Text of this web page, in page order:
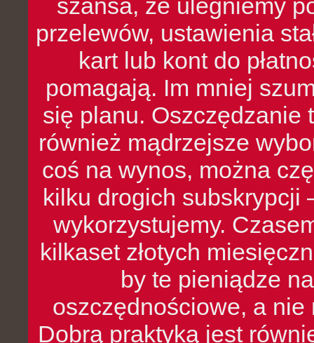
szansa, że ulegniemy
przelewów, ustawienia
kart lub kont do
pomagają. Im mniej
się planu. Oszczędzanie
również mądrzejsze
coś na wynos, można
kilku drogich subskrypcji
wykorzystujemy.
kilkaset złotych
by te pieniądze
oszczędnościowe, a nie
Dobrą praktyką jest